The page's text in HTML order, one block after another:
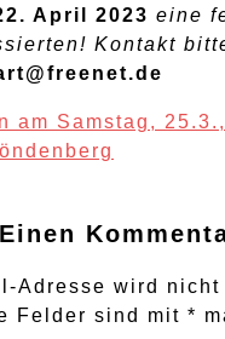
April 2023 eine
Kontakt
am Samstag,
Adresse wird
Felder sind mit *